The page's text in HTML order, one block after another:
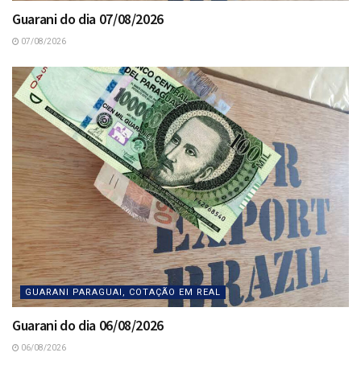
Guarani do dia 07/08/2026
07/08/2026
GUARANI PARAGUAI, COTAÇÃO EM REAL
Guarani do dia 06/08/2026
06/08/2026